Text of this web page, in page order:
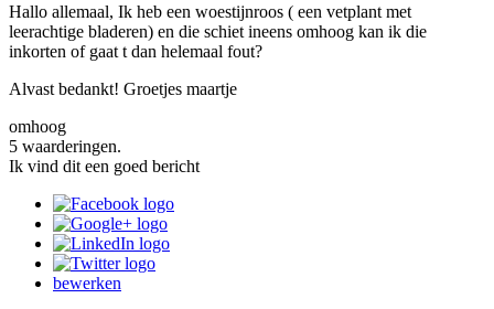
Hallo allemaal, Ik heb een woestijnroos ( een vetplant met
leerachtige bladeren) en die schiet ineens omhoog kan ik die
inkorten of gaat t dan helemaal fout?
Alvast bedankt! Groetjes maartje
omhoog
5 waarderingen.
Ik vind dit een goed bericht
bewerken